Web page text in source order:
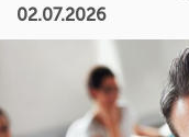
02.07.2026